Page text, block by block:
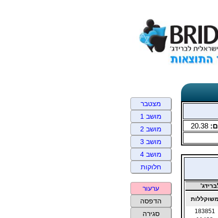
20.38
משוקללות
183851
מצטבר
מושב 1
מושב 2
מושב 3
מושב 4
חלוקות
ערעור
הדפסה
סגירה